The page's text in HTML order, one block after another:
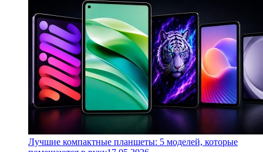
Лучшие компактные планшеты: 5 моделей, которые